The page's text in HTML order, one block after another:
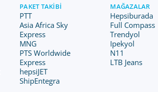
PAKET TAKIBI
PTT
Asia Africa Sky
Express
MNG
PTS Worldwide
Express
hepsiJET
ShipEntegra
MAĞAZALAR
Hepsiburada
Full Compass
Trendyol
Ipekyol
N11
LTB Jeans